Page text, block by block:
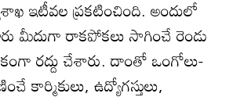
ఇటీవల ప్రకటించింది. అందులో
మీదుగా రాకపోకలు సాగించే రెండు
రద్దు చేశారు. దాంతో ఒంగోలు-
ఉద్యోగస్తులు,